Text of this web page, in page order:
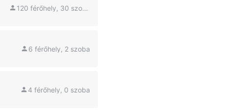
120 férőhely, 30 szoba
6 férőhely, 2 szoba
4 férőhely, 0 szoba